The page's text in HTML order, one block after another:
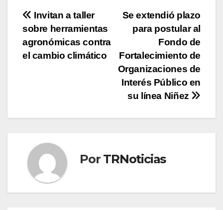
Navegación
de
entradas
Se extendió plazo
para postular al
Fondo de
Fortalecimiento de
Organizaciones de
Interés Público en
su línea Niñez
Invitan a taller
sobre herramientas
agronómicas contra
el cambio climático
Por TRNoticias